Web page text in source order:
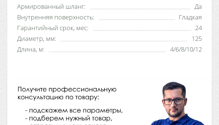
Армированный шланг:
Да
Внутренняя поверхность:
Гладкая
Гарантийный срок, мес:
24
Диаметр, мм:
125
Длина, м:
4/6/8/10/12